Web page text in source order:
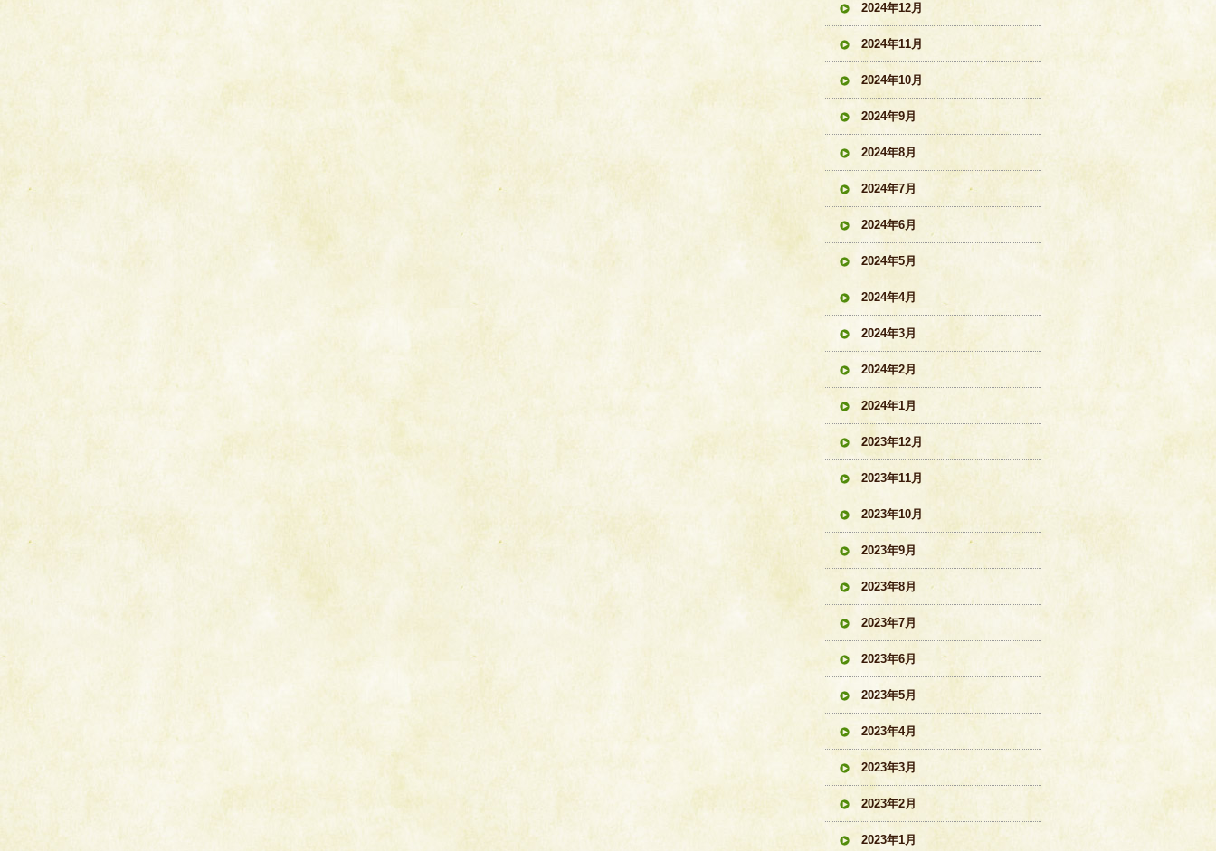
2024年12月
2024年11月
2024年10月
2024年9月
2024年8月
2024年7月
2024年6月
2024年5月
2024年4月
2024年3月
2024年2月
2024年1月
2023年12月
2023年11月
2023年10月
2023年9月
2023年8月
2023年7月
2023年6月
2023年5月
2023年4月
2023年3月
2023年2月
2023年1月